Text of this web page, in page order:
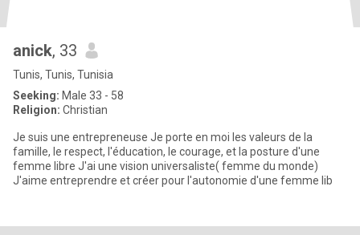
anick, 33
Tunis, Tunis, Tunisia
Seeking: Male 33 - 58
Religion: Christian
Je suis une entrepreneuse Je porte en moi les valeurs de la
famille, le respect, l'éducation, le courage, et la posture d'une
femme libre J'ai une vision universaliste( femme du monde)
J'aime entreprendre et créer pour l'autonomie d'une femme lib